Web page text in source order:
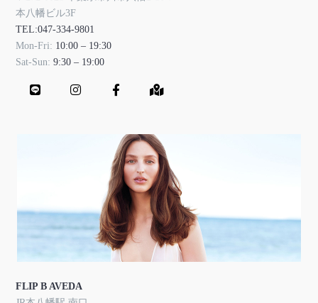
本八幡ビル3F
TEL:047-334-9801
Mon-Fri: 10:00 – 19:30
Sat-Sun:9:30 – 19:00
FLIP B AVEDA